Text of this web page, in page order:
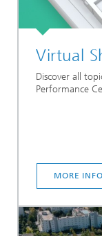
Virtual
Discover all
Performance
MORE INFO